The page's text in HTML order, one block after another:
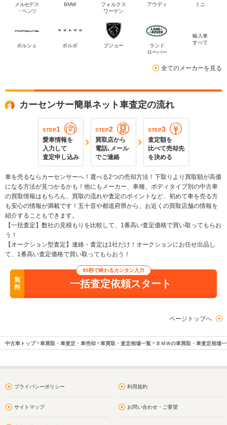
メルセデス
・ベンツ
BMW
フォルクス
ワーゲン
アウディ ミニ
ポルシェ ボルボ プジョー
ランド
ローバー
輸入車
すべて
全てのメーカーを見る
カーセンサー簡単ネット車査定の流れ
STEP1
愛車情報を
入力して
査定申し込み
STEP2
買取店から
電話､メール
でご連絡
STEP3
査定額を
比べて売却先
を決める
車を売るならカーセンサーへ！選べる2つの売却方法！下取りより買取額が高価
になる方法が見つかるかも！他にもメーカー、車種、ボディタイプ別の中古車
の買取情報はもちろん、買取の流れや査定のポイントなど、初めて車を売る方
も安心の情報が満載です！五十音や都道府県から、お近くの買取店舗の情報を
紹介することもできます。
【一括査定】数社の見積もりを比較して、1番高い査定価格で買い取ってもらお
う！
【オークション型査定】連絡・査定は1社だけ！オークションにお任せ出品し
て、1番高い査定価格で買い取ってもらおう！
無
料
90秒で終わるカンタン入力
一括査定依頼スタート
ページトップへ
中古車トップ 車買取・車査定・車売却 車買取・査定相場一覧 ＢＭＷの車買取・車査定相場
プライバシーポリシー 利用規約
サイトマップ お問い合わせ・ご要望